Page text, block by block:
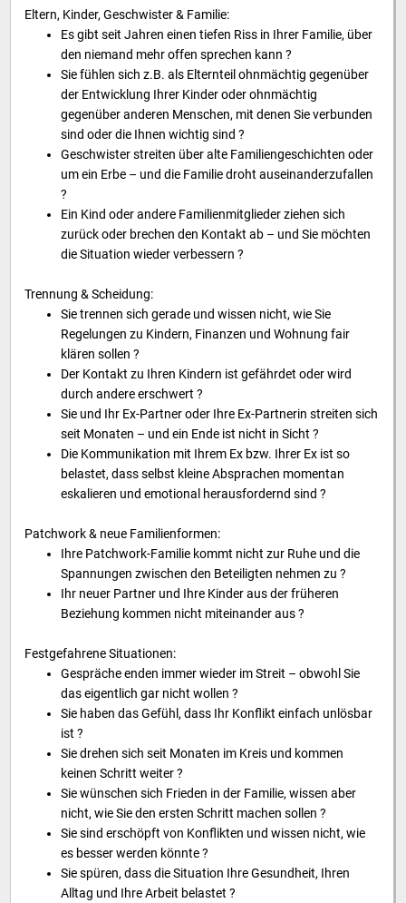
Eltern, Kinder, Geschwister & Familie:
Es gibt seit Jahren einen tiefen Riss in Ihrer Familie, über
den niemand mehr offen sprechen kann ?
Sie fühlen sich z.B. als Elternteil ohnmächtig gegenüber
der Entwicklung Ihrer Kinder oder ohnmächtig
gegenüber anderen Menschen, mit denen Sie verbunden
sind oder die Ihnen wichtig sind ?
Geschwister streiten über alte Familiengeschichten oder
um ein Erbe – und die Familie droht auseinanderzufallen
?
Ein Kind oder andere Familienmitglieder ziehen sich
zurück oder brechen den Kontakt ab – und Sie möchten
die Situation wieder verbessern ?
Trennung & Scheidung:
Sie trennen sich gerade und wissen nicht, wie Sie
Regelungen zu Kindern, Finanzen und Wohnung fair
klären sollen ?
Der Kontakt zu Ihren Kindern ist gefährdet oder wird
durch andere erschwert ?
Sie und Ihr Ex-Partner oder Ihre Ex-Partnerin streiten sich
seit Monaten – und ein Ende ist nicht in Sicht ?
Die Kommunikation mit Ihrem Ex bzw. Ihrer Ex ist so
belastet, dass selbst kleine Absprachen momentan
eskalieren und emotional herausfordernd sind ?
Patchwork & neue Familienformen:
Ihre Patchwork-Familie kommt nicht zur Ruhe und die
Spannungen zwischen den Beteiligten nehmen zu ?
Ihr neuer Partner und Ihre Kinder aus der früheren
Beziehung kommen nicht miteinander aus ?
Festgefahrene Situationen:
Gespräche enden immer wieder im Streit – obwohl Sie
das eigentlich gar nicht wollen ?
Sie haben das Gefühl, dass Ihr Konflikt einfach unlösbar
ist ?
Sie drehen sich seit Monaten im Kreis und kommen
keinen Schritt weiter ?
Sie wünschen sich Frieden in der Familie, wissen aber
nicht, wie Sie den ersten Schritt machen sollen ?
Sie sind erschöpft von Konflikten und wissen nicht, wie
es besser werden könnte ?
Sie spüren, dass die Situation Ihre Gesundheit, Ihren
Alltag und Ihre Arbeit belastet ?